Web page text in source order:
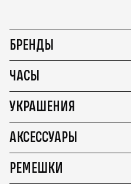
БРЕНДЫ
ЧАСЫ
УКРАШЕНИЯ
АКСЕССУАРЫ
РЕМЕШКИ